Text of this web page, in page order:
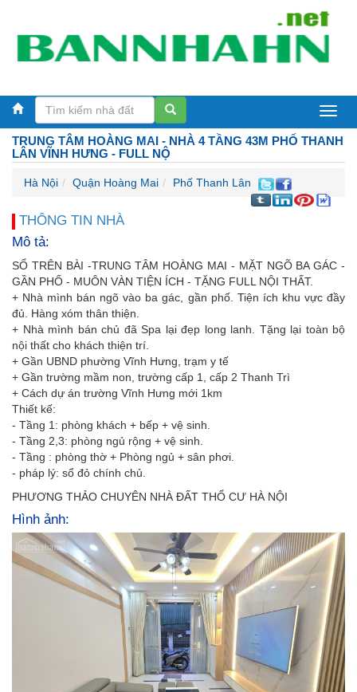
Bán
nhà
Nội
TRUNG TÂM HOÀNG MAI - NHÀ 4 TẦNG 43M PHỐ THANH
LÂN VĨNH HƯNG - FULL NỘ
Hà Nội Quận Hoàng Mai Phố Thanh Lân
THÔNG TIN NHÀ
Mô tả:
SỔ TRÊN BÀI -TRUNG TÂM HOÀNG MAI - MẶT NGÕ BA GÁC -
GẦN PHỐ - MUÔN VÀN TIỆN ÍCH - TẶNG FULL NỘI THẤT.
+ Nhà mình bán ngõ vào ba gác, gần phố. Tiện ích khu vực đầy
đủ. Hàng xóm thân thiện.
+ Nhà mình bán chủ đã Spa lại đẹp long lanh. Tặng lại toàn bộ
nội thất cho khách thiện trí.
+ Gần UBND phường Vĩnh Hưng, trạm y tế
+ Gần trường mầm non, trường cấp 1, cấp 2 Thanh Trì
+ Cách dự án trường Vĩnh Hưng mới 1km
Thiết kế:
- Tầng 1: phòng khách + bếp + vệ sinh.
- Tầng 2,3: phòng ngủ rộng + vệ sinh.
- Tầng : phòng thờ + Phòng ngủ + sân phơi.
- pháp lý: sổ đỏ chính chủ.
PHƯƠNG THẢO CHUYÊN NHÀ ĐẤT THỔ CƯ HÀ NỘI
Hình ảnh: